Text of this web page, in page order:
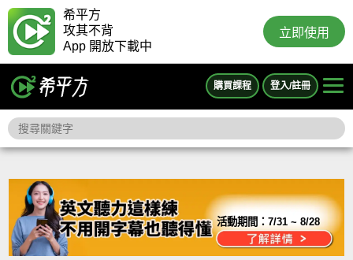
希平方
攻其不背
App 開放下載中
立即使用
購買課程 登入/註冊
活動期間：7/31 ~ 8/28